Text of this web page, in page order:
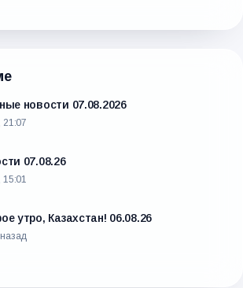
новости 07.08.2026
21:07
07.08.26
15:01
утро, Казахстан! 06.08.26